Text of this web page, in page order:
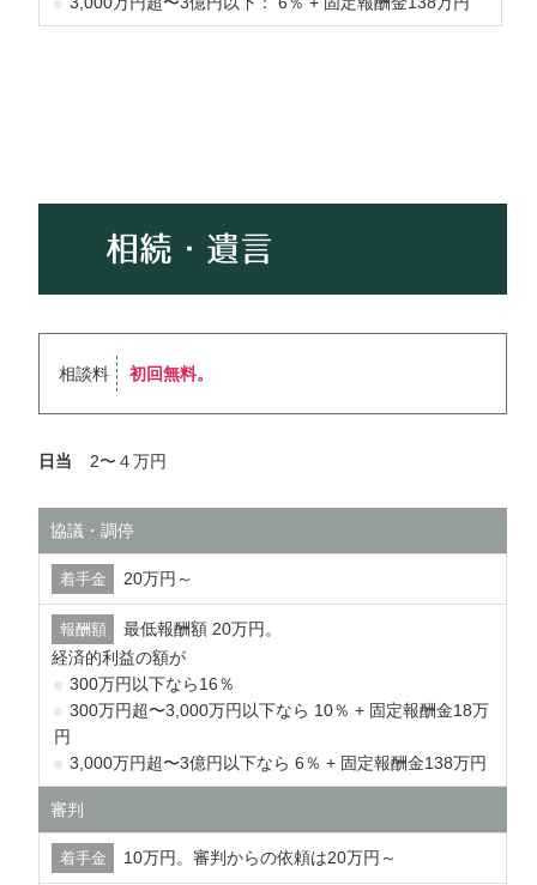
相続・遺言
相談料 初回無料。
日当 2〜４万円
協議・調停
20万円～
最低報酬額 20万円。
経済的利益の額が
300万円以下なら16％
300万円超〜3,000万円以下なら 10％ + 固定報酬金18万
円
3,000万円超〜3億円以下なら 6％ + 固定報酬金138万円
審判
10万円。審判からの依頼は20万円～